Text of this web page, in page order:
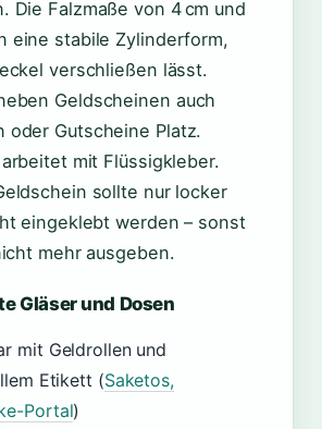
Die Falzmaße von 4 cm und
eine stabile Zylinderform,
verschließen lässt.
Geldscheinen auch
oder Gutscheine Platz.
mit Flüssigkleber.
sollte nur locker
eingeklebt werden – sonst
mehr ausgeben.
Gläser und Dosen
mit Geldrollen und
Etikett (Saketos,
Portal)